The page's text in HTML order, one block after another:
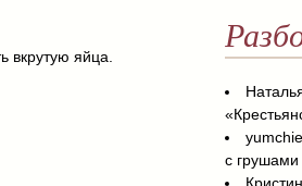
вкрутую яйца.
с грушами